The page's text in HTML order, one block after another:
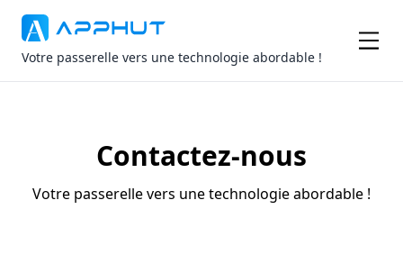
Votre passerelle vers une technologie abordable !
Contactez-nous
Votre passerelle vers une technologie abordable !